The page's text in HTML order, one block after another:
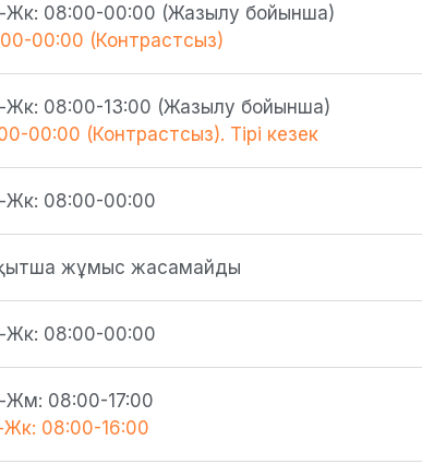
Жк: 08:00-00:00 (Жазылу бойынша)
00:00 (Контрастсыз)
Жк: 08:00-13:00 (Жазылу бойынша)
00:00 (Контрастсыз). Тірі кезек
Жк: 08:00-00:00
жұмыс жасамайды
Жк: 08:00-00:00
Жм: 08:00-17:00
08:00-16:00